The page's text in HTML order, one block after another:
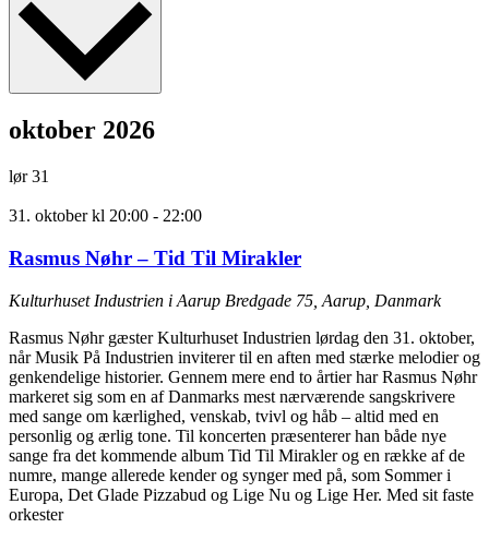
oktober 2026
lør31
31. oktober kl 20:00 - 22:00
Rasmus Nøhr – Tid Til Mirakler
Kulturhuset Industrien i Aarup Bredgade 75, Aarup, Danmark
Rasmus Nøhr gæster Kulturhuset Industrien lørdag den 31. oktober,
når Musik På Industrien inviterer til en aften med stærke melodier og
genkendelige historier. Gennem mere end to årtier har Rasmus Nøhr
markeret sig som en af Danmarks mest nærværende sangskrivere
med sange om kærlighed, venskab, tvivl og håb – altid med en
personlig og ærlig tone. Til koncerten præsenterer han både nye
sange fra det kommende album Tid Til Mirakler og en række af de
numre, mange allerede kender og synger med på, som Sommer i
Europa, Det Glade Pizzabud og Lige Nu og Lige Her. Med sit faste
orkester